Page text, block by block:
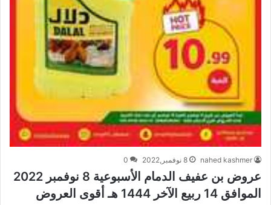
nahed kashmer 8 نوفمبر,2022 0
عروض بن عفيف الدمام الأسبوعية 8 نوفمبر 2022
الموافق 14 ربيع الآخر 1444 هـ أقوى العروض